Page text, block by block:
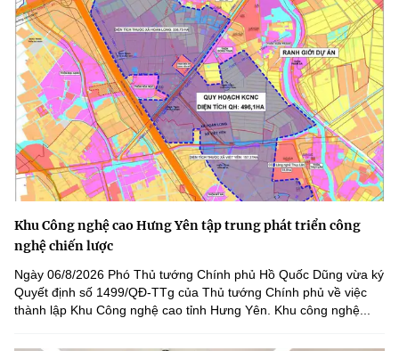
Khu Công nghệ cao Hưng Yên tập trung phát triển công
nghệ chiến lược
Ngày 06/8/2026 Phó Thủ tướng Chính phủ Hồ Quốc Dũng vừa ký
Quyết định số 1499/QĐ-TTg của Thủ tướng Chính phủ về việc
thành lập Khu Công nghệ cao tỉnh Hưng Yên. Khu công nghệ...